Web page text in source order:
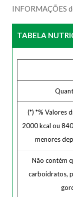
INFORMAÇÕES
TABELA
(*) *% Valores
2000 kcal ou
menores
Não contém
carboidratos,